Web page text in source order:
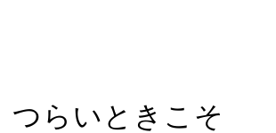
つらいときこそ